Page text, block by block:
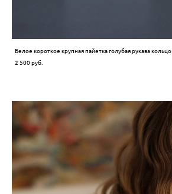
Белое короткое крупная пайетка голубая рукава кольцо
2 500 pуб.